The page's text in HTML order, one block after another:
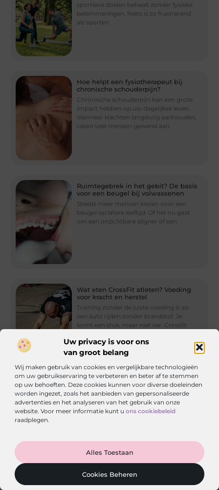
Uw privacy is voor ons
van groot belang
Wij maken gebruik van cookies en vergelijkbare technologieën
om uw gebruikservaring te verbeteren en beter af te stemmen
op uw behoeften. Deze cookies kunnen voor diverse doeleinden
worden ingezet, zoals het aanbieden van gepersonaliseerde
advertenties en het analyseren van het gebruik van onze
website. Voor meer informatie kunt u ons cookiebeleid
raadplegen.
Alles Toestaan
Cookies Beheren
Ga Naar
sportieve doelen behaalt zonder fysieke
belemmeringen. Niets is zo frustrerend
als sporten
Hoe helpt een fysiotherapeut bij
chronische schouderpijn?
Chronische schouderpijn kan een grote
impact hebben op uw dagelijkse leven.
Wanneer klachten langdurig aanhouden,
raken veel mensen gewend aan
Ruimtegebrek in het gebit? De basis
voor een beugel bij volwassenen
Steeds meer mensen kiezen voor een
beugel op latere leeftijd. Of het nu gaat
om een onzichtbare aligner of een
Wat eten CrossFit atleten? Voeding
voor kracht en herstel
Training zonder de juiste voeding is als
een auto rijden zonder brandstof. Je
komt een stuk, maar niet ver. Crossfit
Wanneer je lichaam op de rem trapt:
effectieve massage bij fysieke
klachten